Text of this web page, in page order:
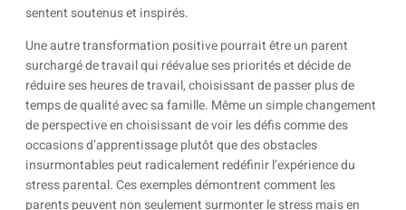
sentent soutenus et inspirés.
Une autre transformation positive pourrait être un parent
surchargé de travail qui réévalue ses priorités et décide de
réduire ses heures de travail, choisissant de passer plus de
temps de qualité avec sa famille. Même un simple changement
de perspective en choisissant de voir les défis comme des
occasions d’apprentissage plutôt que des obstacles
insurmontables peut radicalement redéfinir l’expérience du
stress parental. Ces exemples démontrent comment les
parents peuvent non seulement surmonter le stress mais en